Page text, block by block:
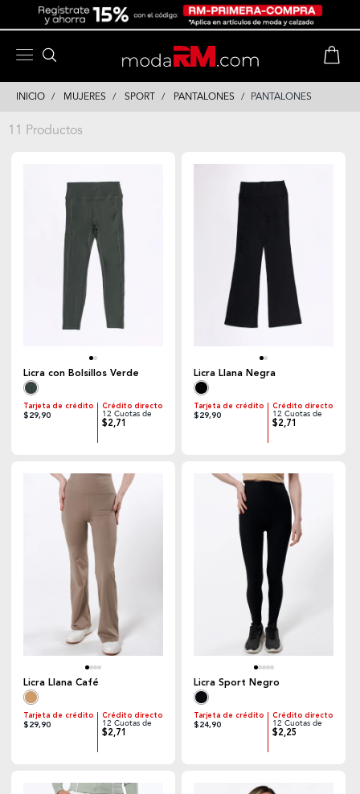
INICIO MUJERES SPORT PANTALONES PANTALONES
11 Productos
Licra con Bolsillos Verde
Tarjeta de crédito
$29,90
Crédito directo
12 Cuotas de
$2,71
Licra Llana Negra
Tarjeta de crédito
$29,90
Crédito directo
12 Cuotas de
$2,71
Licra Llana Café
Tarjeta de crédito
$29,90
Crédito directo
12 Cuotas de
$2,71
Licra Sport Negro
Tarjeta de crédito
$24,90
Crédito directo
12 Cuotas de
$2,25